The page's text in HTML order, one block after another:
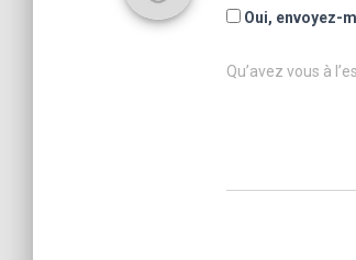
Oui, envoyez-
Qu’avez vous à